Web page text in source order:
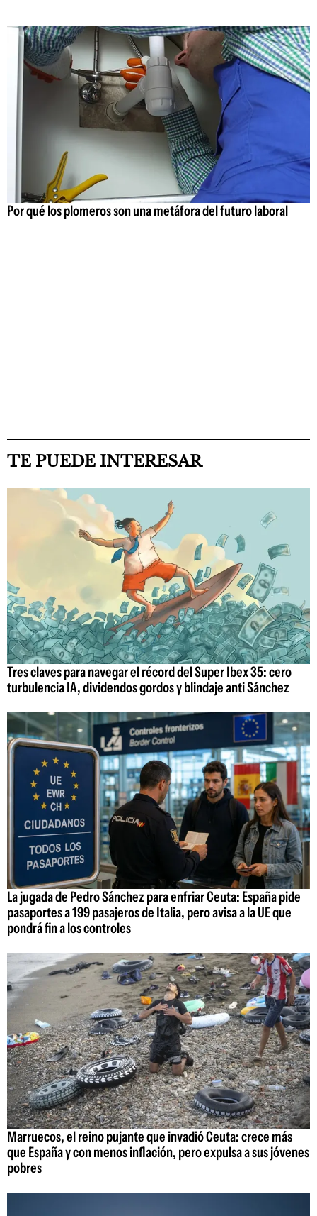
Por qué los plomeros son una metáfora del futuro laboral
TE PUEDE INTERESAR
Tres claves para navegar el récord del Super Ibex 35: cero
turbulencia IA, dividendos gordos y blindaje anti Sánchez
La jugada de Pedro Sánchez para enfriar Ceuta: España pide
pasaportes a 199 pasajeros de Italia, pero avisa a la UE que
pondrá fin a los controles
Marruecos, el reino pujante que invadió Ceuta: crece más
que España y con menos inflación, pero expulsa a sus jóvenes
pobres